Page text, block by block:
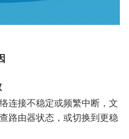
连接不稳定或频繁中断，文
路由器状态，或切换到更稳